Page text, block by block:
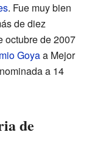
. Fue muy bien
de diez
octubre de 2007
Goyaa Mejor
a 14
de